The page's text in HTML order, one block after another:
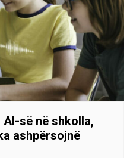
së në shkolla,
ashpërsojnë